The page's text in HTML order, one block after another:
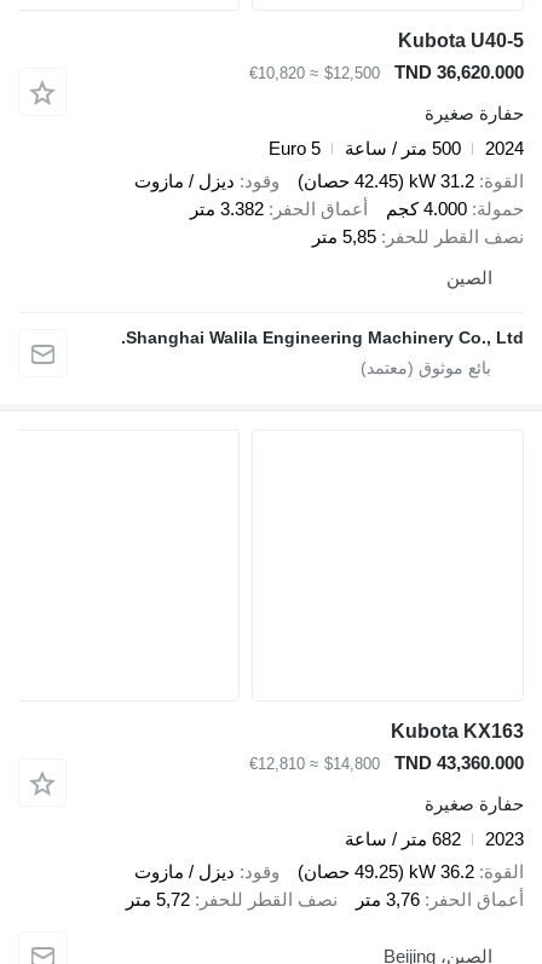
Kubota U40-5
TND 36,620.000
$12,500
≈ €10,820
حفارة صغيرة
2024
500 متر / ساعة
Euro 5
القوة 31.2 kW (42.45 حصان) وقود ديزل / مازوت
حمولة 4.000 كجم أعماق الحفر
3.382 متر
نصف القطر للحفر
5,85 متر
الصين
Shanghai Walila Engineering Machinery Co., Ltd.
Kubota KX163
TND 43,360.000
$14,800
≈ €12,810
حفارة صغيرة
2023
682 متر / ساعة
القوة 36.2 kW (49.25 حصان) وقود ديزل / مازوت
أعماق الحفر
3,76 متر نصف القطر للحفر 5,72 متر
الصين، Beijing